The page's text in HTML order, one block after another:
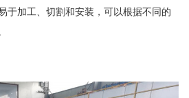
于加工、切割和安装，可以根据不同的